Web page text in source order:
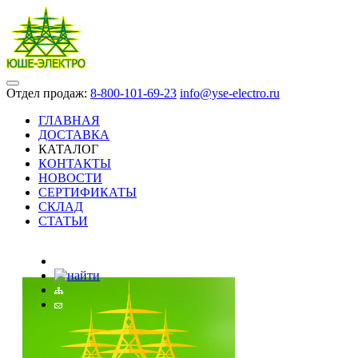
Отдел продаж: 8-800-101-69-23 info@yse-electro.ru
ГЛАВНАЯ
ДОСТАВКА
КАТАЛОГ
КОНТАКТЫ
НОВОСТИ
СЕРТИФИКАТЫ
СКЛАД
СТАТЬИ